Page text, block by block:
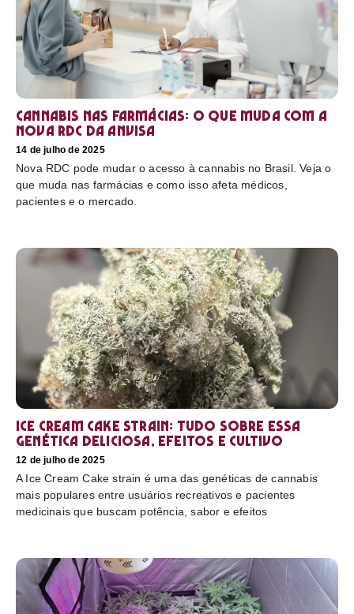
Cannabis nas farmácias: o que muda com a
nova RDC da Anvisa
14 de julho de 2025
Nova RDC pode mudar o acesso à cannabis no Brasil. Veja o
que muda nas farmácias e como isso afeta médicos,
pacientes e o mercado.
Ice Cream Cake Strain: tudo sobre essa
genética deliciosa, efeitos e cultivo
12 de julho de 2025
A Ice Cream Cake strain é uma das genéticas de cannabis
mais populares entre usuários recreativos e pacientes
medicinais que buscam potência, sabor e efeitos